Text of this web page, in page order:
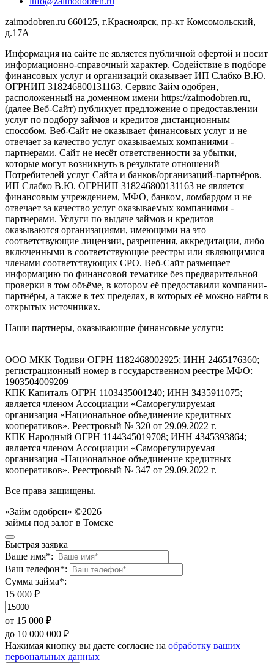
zaimodobren.ru 660125, г.Красноярск, пр-кт Комсомольский,
д.17А
Информация на сайте не является публичной офертой и носит
информационно-справочный характер. Содействие в подборе
финансовых услуг и организаций оказывает ИП Слабко В.Ю.
ОГРНИП 318246800131163. Сервис Займ одобрен,
расположенный на доменном имени https://zaimodobren.ru,
(далее Веб-Сайт) публикует предложение о предоставлении
услуг по подбору займов и кредитов дистанционным
способом. Веб-Сайт не оказывает финансовых услуг и не
отвечает за качество услуг оказываемых компаниями -
партнерами. Сайт не несёт ответственности за убытки,
которые могут возникнуть в результате отношений
Потребителей услуг Сайта и банков/организаций-партнёров.
ИП Слабко В.Ю. ОГРНИП 318246800131163 не является
финансовым учреждением, МФО, банком, ломбардом и не
отвечает за качество услуг оказываемых компаниями -
партнерами. Услуги по выдаче займов и кредитов
оказываются организациями, имеющими на это
соответствующие лицензии, разрешения, аккредитации, либо
включенными в соответствующие реестры или являющимися
членами соответствующих СРО. Веб-Сайт размещает
информацию по финансовой тематике без предварительной
проверки в том объёме, в котором её предоставили компании-
партнёры, а также в тех пределах, в которых её можно найти в
открытых источниках.
Наши партнеры, оказывающие финансовые услуги:
ООО МКК Тодиви ОГРН 1182468002925; ИНН 2465176360;
регистрационный номер в государственном реестре МФО:
1903504009209
КПК Капиталъ ОГРН 1103435001240; ИНН 3435911075;
является членом Ассоциации «Саморегулируемая
организация «Национальное объединение кредитных
кооперативов». Реестровый № 320 от 29.09.2022 г.
КПК Народный ОГРН 1144345019708; ИНН 4345393864;
является членом Ассоциации «Саморегулируемая
организация «Национальное объединение кредитных
кооперативов». Реестровый № 347 от 29.09.2022 г.
Все права защищены.
«Займ одобрен» ©2026
займы под залог в Томске
Быстрая заявка
Ваше имя*:
Ваш телефон*:
Сумма займа*:
15 000 ₽
от 15 000 ₽
до 10 000 000 ₽
Нажимая кнопку вы даете согласие на обработку ваших
первональных данных